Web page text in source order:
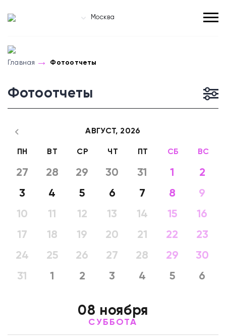
Москва
Главная Фотоотчеты
Фотоотчеты
АВГУСТ, 2026
ПН ВТ СР ЧТ ПТ СБ ВС
27 28 29 30 31 1
2
3
4 5 6 7 8
9
10
11 12 13 14 15
16
17
18 19 20 21 22
23
24
25 26 27 28 29
30
31
1 2 3 4 5 6
08 ноября
СУББОТА